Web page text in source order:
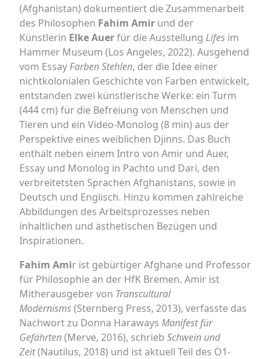
(Afghanistan) dokumentiert die Zusammenarbeit
des Philosophen Fahim Amir und der
Künstlerin Elke Auerfür die Ausstellung Lifes im
Hammer Museum (Los Angeles, 2022). Ausgehend
vom EssayFarben Stehlen, der die Idee einer
nichtkolonialen Geschichte von Farben entwickelt,
entstanden zwei künstlerische Werke: ein Turm
(444 cm) für die Befreiung von Menschen und
Tieren und ein Video-Monolog (8 min) aus der
Perspektive eines weiblichen Djinns. Das Buch
enthält neben einem Intro von Amir und Auer,
Essay und Monolog in Pachto und Dari, den
verbreitetsten Sprachen Afghanistans, sowie in
Deutsch und Englisch. Hinzu kommen zahlreiche
Abbildungen des Arbeitsprozesses neben
inhaltlichen und ästhetischen Bezügen und
Inspirationen.
Fahim Amir ist gebürtiger Afghane und Professor
für Philosophie an der HfK Bremen. Amir ist
Mitherausgeber von Transcultural
Modernisms(Sternberg Press, 2013), verfasste das
Nachwort zu Donna Haraways Manifest für
Gefährten(Merve, 2016), schrieb Schwein und
Zeit(Nautilus, 2018) und ist aktuell Teil des Ö1-